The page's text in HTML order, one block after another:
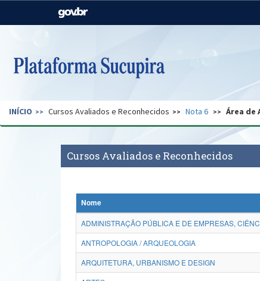
Casa Civil
Pecuária e Abastecimento
Secretaria de Governo Gabinete de Segurança
INÍCIO Cursos Avaliados e Reconhecidos Nota 6 Área de
Cursos Avaliados e Reconhecidos
Nome
ADMINISTRAÇÃO PÚBLICA E DE EMPRESAS,
ANTROPOLOGIA / ARQUEOLOGIA
ARQUITETURA, URBANISMO E DESIGN